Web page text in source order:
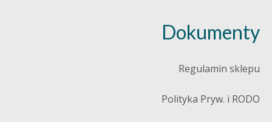
Dokumenty
Regulamin sklepu
Polityka Pryw. i RODO